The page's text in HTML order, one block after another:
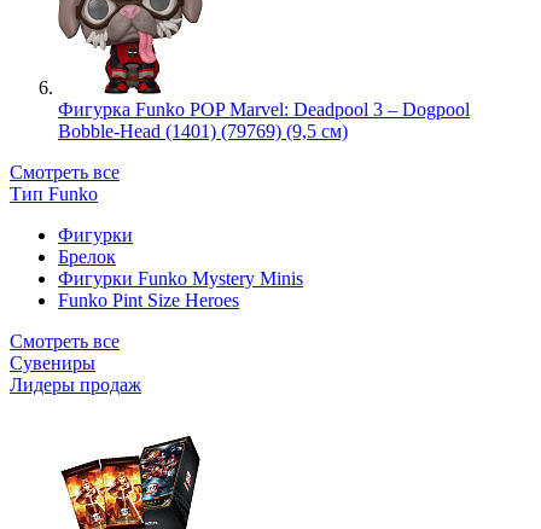
Фигурка Funko POP Marvel: Deadpool 3 – Dogpool
Bobble-Head (1401) (79769) (9,5 см)
Смотреть все
Тип Funko
Фигурки
Брелок
Фигурки Funko Mystery Minis
Funko Pint Size Heroes
Смотреть все
Сувениры
Лидеры продаж